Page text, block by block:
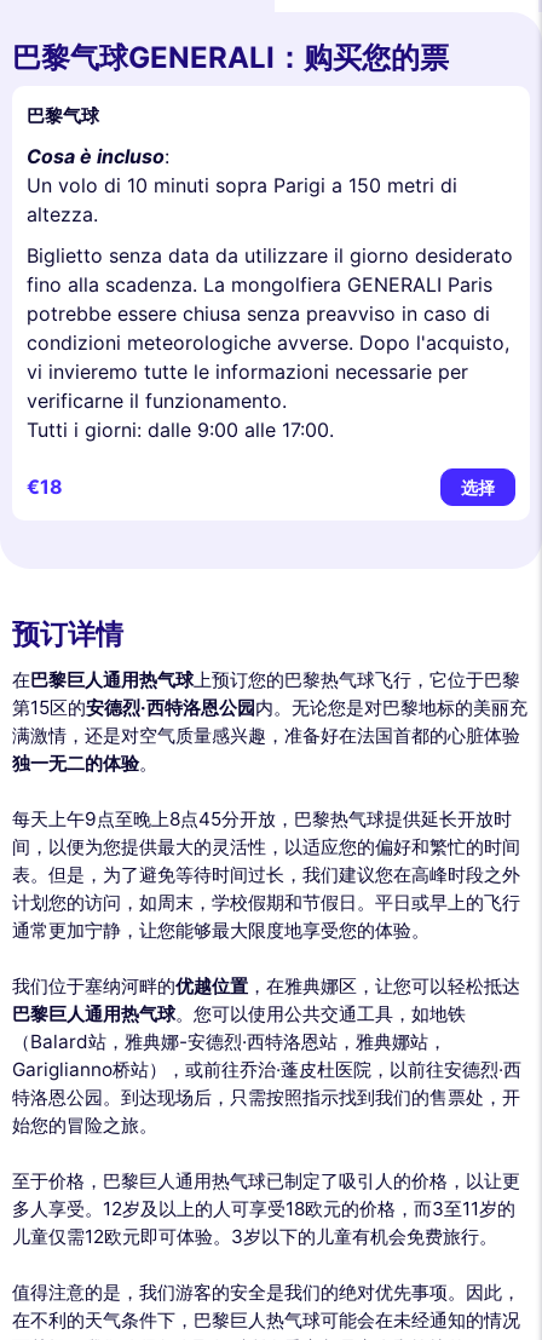
巴黎气球GENERALI：购买您的票
巴黎气球
Cosa è incluso:
Un volo di 10 minuti sopra Parigi a 150 metri di
altezza.
Biglietto senza data da utilizzare il giorno desiderato
fino alla scadenza. La mongolfiera GENERALI Paris
potrebbe essere chiusa senza preavviso in caso di
condizioni meteorologiche avverse. Dopo l'acquisto,
vi invieremo tutte le informazioni necessarie per
verificarne il funzionamento.
Tutti i giorni: dalle 9:00 alle 17:00.
€18 选择
预订详情
在巴黎巨人通用热气球上预订您的巴黎热气球飞行，它位于巴黎
第15区的安德烈·西特洛恩公园内。无论您是对巴黎地标的美丽充
满激情，还是对空气质量感兴趣，准备好在法国首都的心脏体验
独一无二的体验。
每天上午9点至晚上8点45分开放，巴黎热气球提供延长开放时
间，以便为您提供最大的灵活性，以适应您的偏好和繁忙的时间
表。但是，为了避免等待时间过长，我们建议您在高峰时段之外
计划您的访问，如周末，学校假期和节假日。平日或早上的飞行
通常更加宁静，让您能够最大限度地享受您的体验。
我们位于塞纳河畔的优越位置 ，在雅典娜区，让您可以轻松抵达
巴黎巨人通用热气球。您可以使用公共交通工具，如地铁
（Balard站，雅典娜-安德烈·西特洛恩站，雅典娜站，
Gariglianno桥站），或前往乔治·蓬皮杜医院，以前往安德烈·西
特洛恩公园。到达现场后，只需按照指示找到我们的售票处，开
始您的冒险之旅。
至于价格，巴黎巨人通用热气球已制定了吸引人的价格，以让更
多人享受。12岁及以上的人可享受18欧元的价格，而3至11岁的
儿童仅需12欧元即可体验。3岁以下的儿童有机会免费旅行。
值得注意的是，我们游客的安全是我们的绝对优先事项。因此，
在不利的天气条件下，巴黎巨人热气球可能会在未经通知的情况